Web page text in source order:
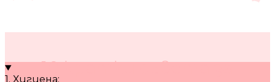
10 кратки съвета за
1. Хигиена: